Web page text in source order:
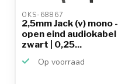
OKS-68867
2,5mm Jack (v) mono -
open eind audiokabel |
zwart | 0,25...
Op voorraad